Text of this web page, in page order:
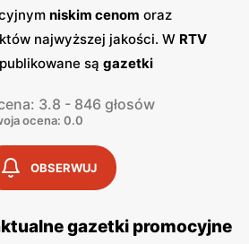
niskim cenom oraz
najwyższej jakości. W RTV
są gazetki
o najnowszychpromocjach
niskich cen
EURO AGD
jest profesjonalna
produktów
3.8 - 846 głosów
ocena: 0.0
OBSERWUJ
gazetki promocyjne